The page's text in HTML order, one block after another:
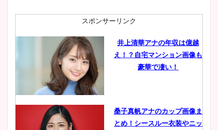
スポンサーリンク
井上清華アナの年収は億越
え！？自宅マンション画像も
豪華で凄い！
桑子真帆アナのカップ画像ま
とめ！シースルー衣装やニッ